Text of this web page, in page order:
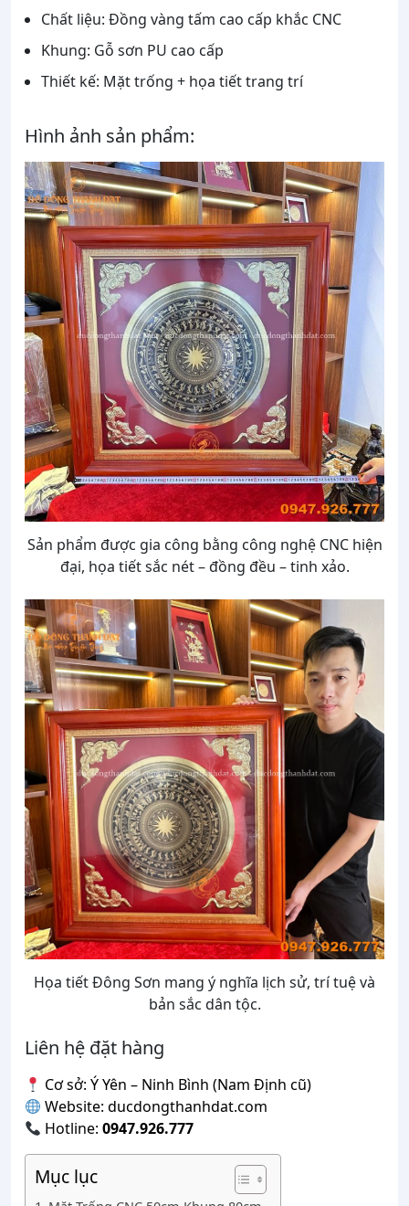
Chất liệu: Đồng vàng tấm cao cấp khắc CNC
Khung: Gỗ sơn PU cao cấp
Thiết kế: Mặt trống + họa tiết trang trí
Hình ảnh sản phẩm:
Sản phẩm được gia công bằng công nghệ CNC hiện
đại, họa tiết sắc nét – đồng đều – tinh xảo.
Họa tiết Đông Sơn mang ý nghĩa lịch sử, trí tuệ và
bản sắc dân tộc.
Liên hệ đặt hàng
Cơ sở: Ý Yên – Ninh Bình (Nam Định cũ)
Website: ducdongthanhdat.com
Hotline:0947.926.777
Mục lục